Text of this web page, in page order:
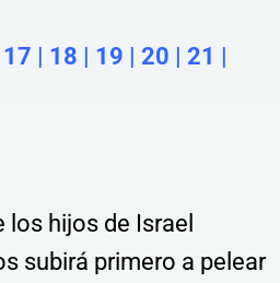
17 | 18 | 19 | 20 | 21 |
hijos de Israel
subirá primero a pelear